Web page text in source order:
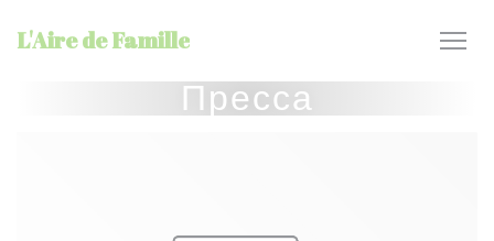
L'Aire de Famille
Пресса